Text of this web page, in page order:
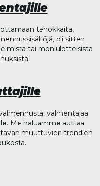
tehokkaita,
oli sitten
tai moniulotteisista
valmentajaa
Me haluamme auttaa
muuttuvien trendien